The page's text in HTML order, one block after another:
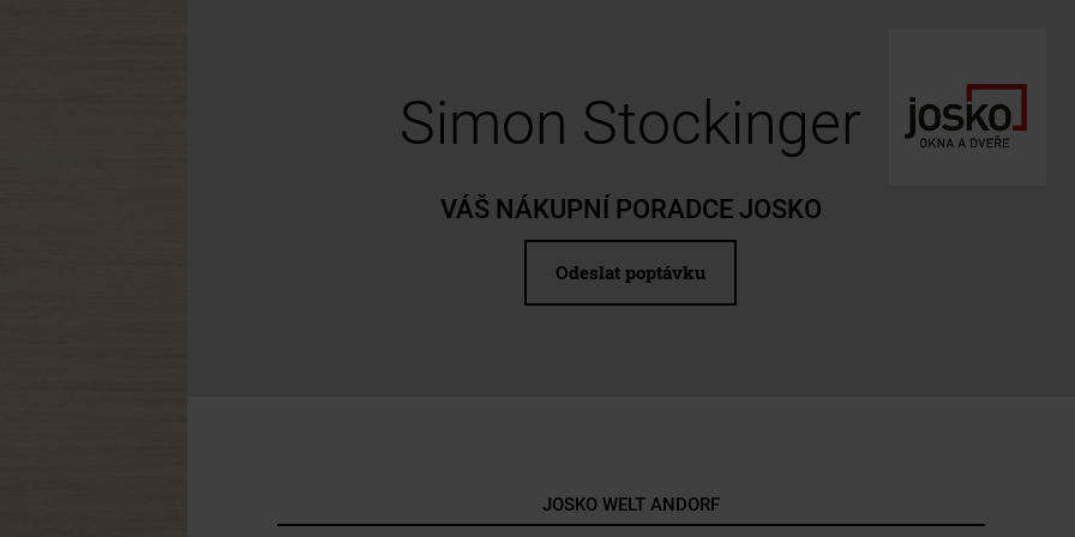
Simon Stockinger
VÁŠ NÁKUPNÍ PORADCE JOSKO
Odeslat poptávku
JOSKO WELT ANDORF